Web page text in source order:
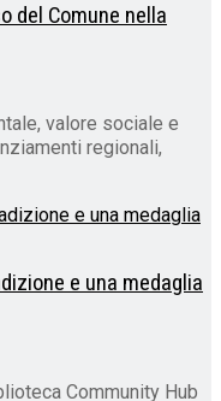
del Comune nella
valore sociale e
regionali,
e una medaglia
Community Hub